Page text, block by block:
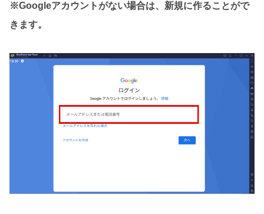
※Googleアカウントがない場合は、新規に作ることがで
きます。